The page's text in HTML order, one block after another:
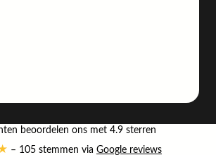
beoordelen ons met 4.9 sterren
– 105 stemmen via Google reviews